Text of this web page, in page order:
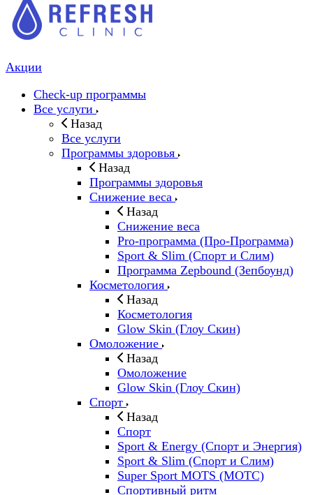
Акции
Check-up программы
Все услуги
Назад
Все услуги
Программы здоровья
Назад
Программы здоровья
Снижение веса
Назад
Снижение веса
Pro-программа (Про-Программа)
Sport & Slim (Спорт и Слим)
Программа Zepbound (Зепбоунд)
Косметология
Назад
Косметология
Glow Skin (Глоу Скин)
Омоложение
Назад
Омоложение
Glow Skin (Глоу Скин)
Спорт
Назад
Спорт
Sport & Energy (Спорт и Энергия)
Sport & Slim (Спорт и Слим)
Super Sport MOTS (МОТС)
Спортивный ритм